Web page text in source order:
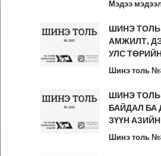
Мэдээ
ШИНЭ ТОЛЬ
АМЖИЛТ,
УЛС
Шинэ толь
ШИНЭ ТОЛЬ
БАЙДАЛ БА
ЗҮҮН
Шинэ толь